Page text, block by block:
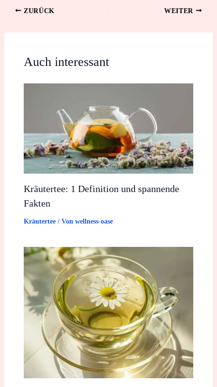
ZURÜCK WEITER
Auch interessant
Kräutertee: 1 Definition und spannende
Fakten
Kräutertee/ Von wellness-oase